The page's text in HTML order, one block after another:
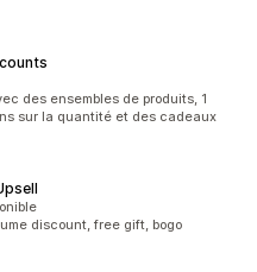
des ensembles de produits, 1
sur la quantité et des cadeaux
discount, free gift, bogo